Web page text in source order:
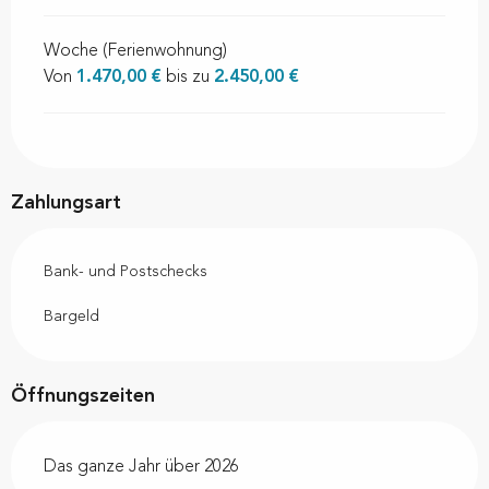
Woche (Ferienwohnung)
Von 1.470,00 € bis zu 2.450,00 €
Zahlungsart
Bank- und Postschecks
Bargeld
Öffnungszeiten
Das ganze Jahr über 2026